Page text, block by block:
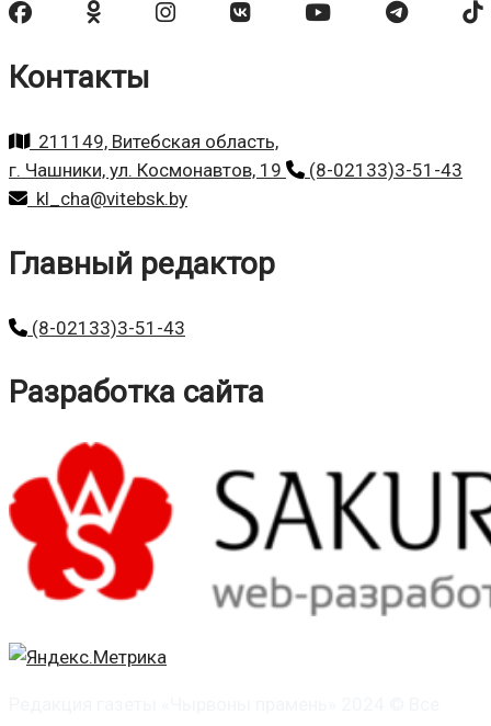
Контакты
211149, Витебская область,
г. Чашники, ул. Космонавтов, 19
(8-02133)3-51-43
kl_cha@vitebsk.by
Главный редактор
(8-02133)3-51-43
Разработка сайта